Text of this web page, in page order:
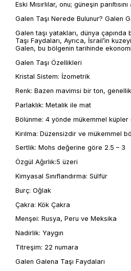
Eski Mısırlılar, onu; güneşin
Galen Taşı Nerede Bulunur? Galen
Galen taşı yatakları, dünya
Taşı Faydaları, Ayrıca, İsrail’in
Galen, bu bölgenin tarihinde
Galen Taşı Özellikleri
Kristal Sistem: İzometrik
Renk: Bazen mavimsi bir ton,
Parlaklık: Metalik ile mat
Bölünme: 4 yönde mükemmel küpler
Kırılma: Düzensizdir ve mükemmel
Sertlik: Mohs değerine göre 2.5 – 3
Özgül Ağırlık:5 üzeri
Kimyasal Sınıflandırma: Sülfür
Burç: Oğlak
Çakra: Kök Çakra
Menşei: Rusya, Peru ve Meksika
Nadirlik: Yaygın
Titreşim: 22 numara
Galen Galena Taşı Faydaları